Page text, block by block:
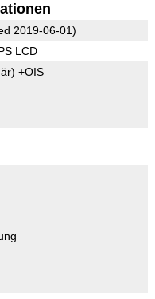
2019-06-01)
LCD
+OIS